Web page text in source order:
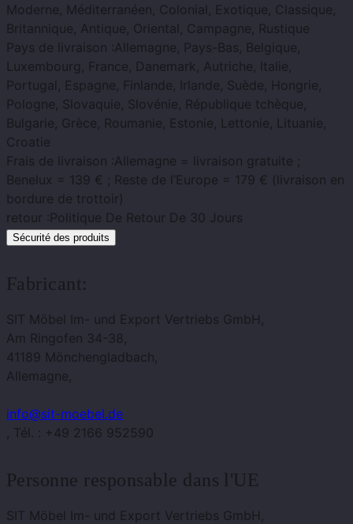
Moderne, Méditerranéen, Colonial, Exotique, Classique,
Britannique, Antique, Oriental, Campagne, Rustique
Pays de livraison :Allemagne, Pays-Bas, Belgique,
Luxembourg, France, Danemark, Autriche, Italie,
Portugal, Espagne, Finlande, Irlande, Suède, Hongrie,
Pologne, Slovaquie, Slovénie, République tchèque,
Bulgarie, Grèce, Roumanie, Estonie, Lettonie, Lituanie,
Croatie
Frais de livraison :Allemagne = livraison gratuite ;
Benelux = 139 € ; Reste de l’Europe = 179 € (livraison en
bordure de trottoir)
retour :Politique De Retour De 30 Jours
Sécurité des produits
Fabricant:
SIT Möbel Im- und Export Vertriebs GmbH,
Am Ringofen 34-38,
41189 Mönchengladbach,
Allemagne,
info@sit-moebel.de
, Tél. : +49 2166 952590
Personne responsable dans l'UE
SIT Möbel Im- und Export Vertriebs GmbH,